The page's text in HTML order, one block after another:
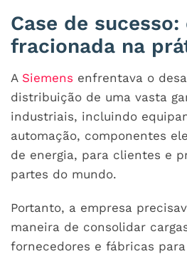
Case de sucesso:
fracionada na
A Siemens enfrentava o
distribuição de uma vasta
industriais, incluindo
automação, componentes
de energia, para clientes e
partes do mundo.
Portanto, a empresa
maneira de consolidar
fornecedores e fábricas